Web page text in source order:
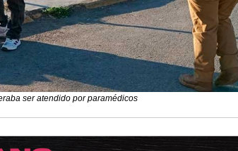
ser atendido por paramédicos